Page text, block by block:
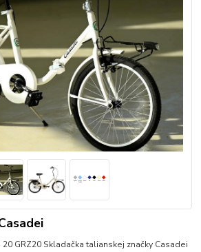
GRZ20 Skladačka talianskej značky Casadei